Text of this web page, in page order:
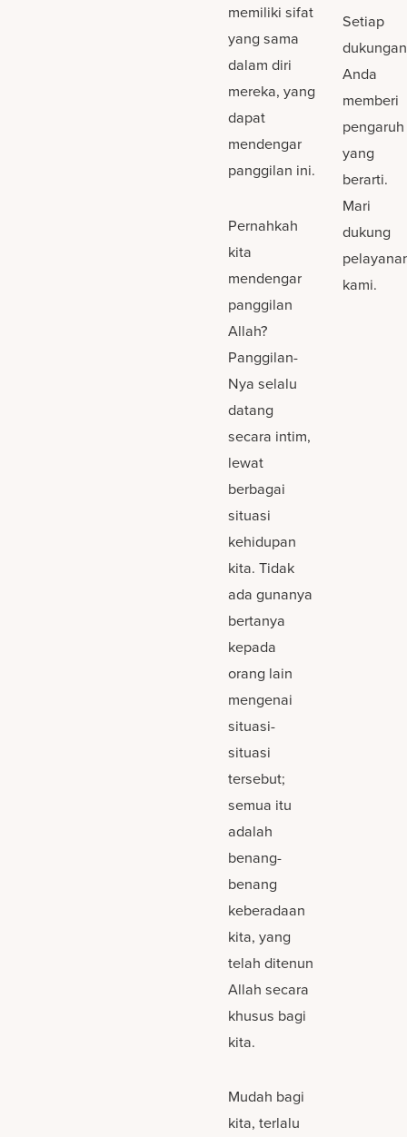
memiliki sifat
yang sama
dalam diri
mereka, yang
dapat
mendengar
panggilan ini.
Pernahkah
kita
mendengar
panggilan
Allah?
Panggilan-
Nya selalu
datang
secara intim,
lewat
berbagai
situasi
kehidupan
kita. Tidak
ada gunanya
bertanya
kepada
orang lain
mengenai
situasi-
situasi
tersebut;
semua itu
adalah
benang-
benang
keberadaan
kita, yang
telah ditenun
Allah secara
khusus bagi
kita.
Mudah bagi
kita, terlalu
Setiap
dukungan
Anda
memberi
pengaruh
yang
berarti.
Mari
dukung
kami.